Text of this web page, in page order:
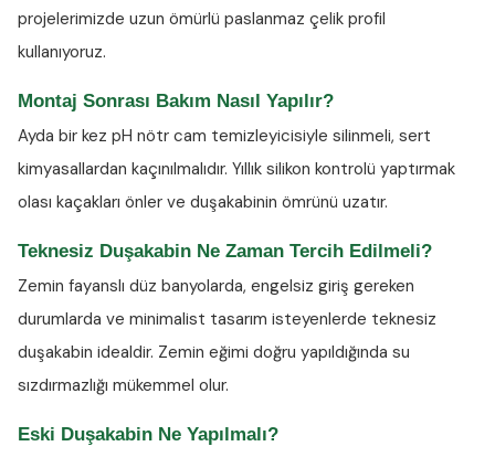
projelerimizde uzun ömürlü paslanmaz çelik profil
kullanıyoruz.
Montaj Sonrası Bakım Nasıl Yapılır?
Ayda bir kez pH nötr cam temizleyicisiyle silinmeli, sert
kimyasallardan kaçınılmalıdır. Yıllık silikon kontrolü yaptırmak
olası kaçakları önler ve duşakabinin ömrünü uzatır.
Teknesiz Duşakabin Ne Zaman Tercih Edilmeli?
Zemin fayanslı düz banyolarda, engelsiz giriş gereken
durumlarda ve minimalist tasarım isteyenlerde teknesiz
duşakabin idealdir. Zemin eğimi doğru yapıldığında su
sızdırmazlığı mükemmel olur.
Eski Duşakabin Ne Yapılmalı?